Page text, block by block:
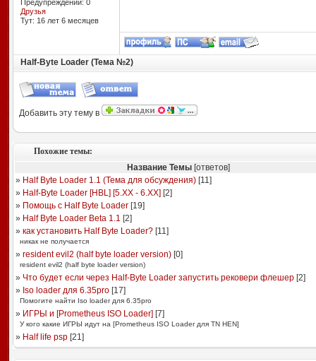
Предупреждений: 0
Друзья
Тут: 16 лет 6 месяцев
Half-Byte Loader (Тема №2)
Добавить эту тему в
Похожие темы:
Название Темы [ответов]
» Half Byte Loader 1.1 (Тема для обсуждения)[11]
» Half-Byte Loader [HBL] [5.XX - 6.XX] [2]
» Помощь с Half Byte Loader[19]
» Half Byte Loader Beta 1.1 [2]
» как установить Half Byte Loader?[11]
никак не получается
» resident evil2 (half byte loader version)[0]
resident evil2 (half byte loader version)
» Что будет если через Half-Byte Loader запустить рековери флешер[2]
» Iso loader для 6.35pro[17]
Помогите найти Iso loader для 6.35pro
» ИГРЫ и [Prometheus ISO Loader] [7]
У кого какие ИГРЫ идут на [Prometheus ISO Loader для TN HEN]
» Half life psp[21]